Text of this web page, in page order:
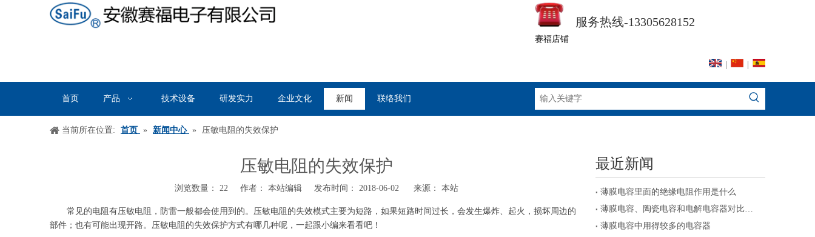
服务热线-13305628152
赛福店铺
首页 产品 技术设备 研发实力 企业文化 新闻 联络我们
当前所在位置: 首页 » 新闻中心 » 压敏电阻的失效保护
压敏电阻的失效保护
浏览数量： 22 作者： 本站编辑 发布时间： 2018-06-02 来源： 本站
["wechat","weibo","qzone","douban","email"]
常见的电阻有压敏电阻，防雷一般都会使用到的。压敏电阻的失效模式主要为短路，如果短路时间过长，会发生爆炸、起火，损坏周边的
部件；也有可能出现开路。压敏电阻的失效保护方式有哪几种呢，一起跟小编来看看吧！
最近新闻
薄膜电容里面的绝缘电阻作用是什么
薄膜电容、陶瓷电容和电解电容器对比及注意事项
薄膜电容中用得较多的电容器